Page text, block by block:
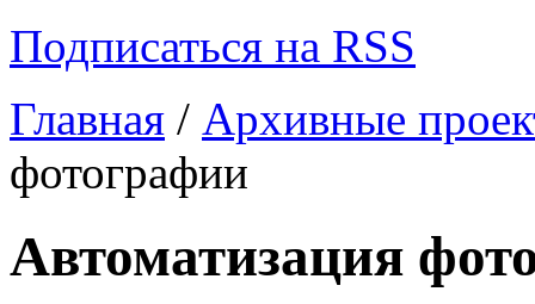
Подписаться на RSS
Главная / Архивные
фотографии
Автоматизация